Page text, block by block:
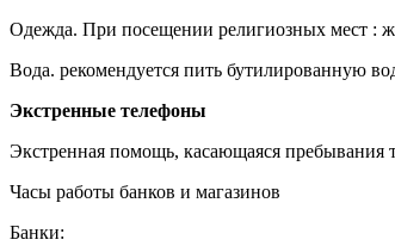
Одежда. При посещении религиозных мест :
Вода. рекомендуется пить бутилированную
Экстренные телефоны
Экстренная помощь, касающаяся пребывания
Часы работы банков и магазинов
Банки: